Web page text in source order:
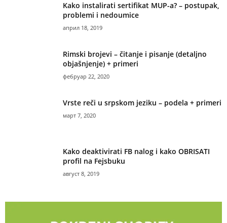
Kako instalirati sertifikat MUP-a? – postupak,
problemi i nedoumice
април 18, 2019
Rimski brojevi – čitanje i pisanje (detaljno
objašnjenje) + primeri
фебруар 22, 2020
Vrste reči u srpskom jeziku – podela + primeri
март 7, 2020
Kako deaktivirati FB nalog i kako OBRISATI
profil na Fejsbuku
август 8, 2019